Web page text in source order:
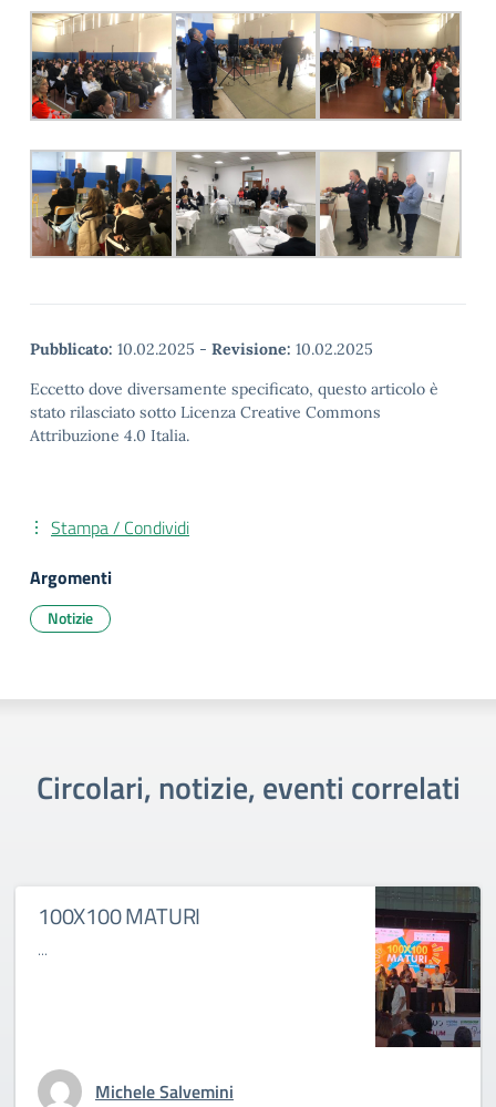
Pubblicato: 10.02.2025 - Revisione: 10.02.2025
Eccetto dove diversamente specificato, questo articolo è
stato rilasciato sotto Licenza Creative Commons
Attribuzione 4.0 Italia.
Stampa / Condividi
Argomenti
Notizie
Circolari, notizie, eventi correlati
100X100 MATURI
...
Michele Salvemini